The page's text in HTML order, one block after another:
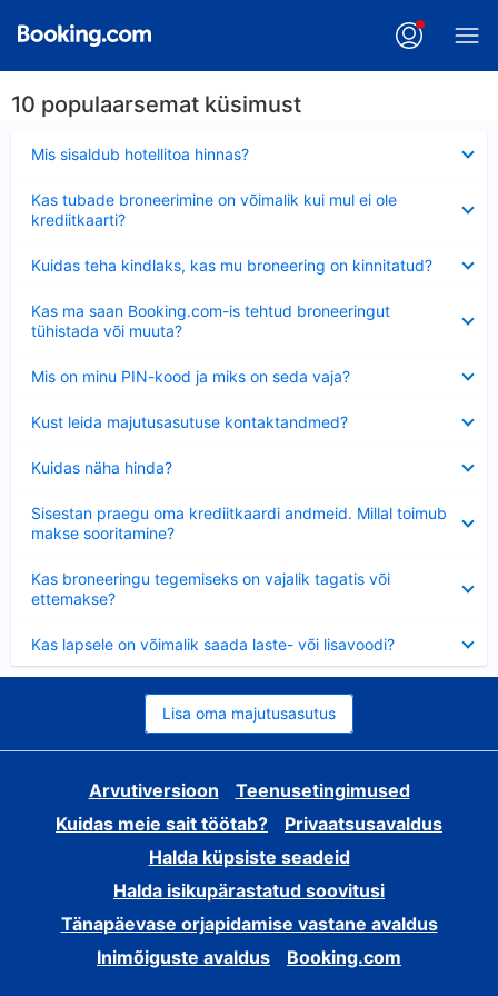
10 populaarsemat küsimust
Mis sisaldub hotellitoa hinnas?
Kas tubade broneerimine on võimalik kui mul ei ole
krediitkaarti?
Kuidas teha kindlaks, kas mu broneering on kinnitatud?
Kas ma saan Booking.com-is tehtud broneeringut
tühistada või muuta?
Mis on minu PIN-kood ja miks on seda vaja?
Kust leida majutusasutuse kontaktandmed?
Kuidas näha hinda?
Sisestan praegu oma krediitkaardi andmeid. Millal toimub
makse sooritamine?
Kas broneeringu tegemiseks on vajalik tagatis või
ettemakse?
Kas lapsele on võimalik saada laste- või lisavoodi?
Lisa oma majutusasutus
Arvutiversioon
Teenusetingimused
Kuidas meie sait töötab?
Privaatsusavaldus
Halda küpsiste seadeid
Halda isikupärastatud soovitusi
Tänapäevase orjapidamise vastane avaldus
Inimõiguste avaldus
Booking.com